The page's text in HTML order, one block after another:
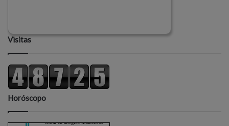
Visitas
Horóscopo